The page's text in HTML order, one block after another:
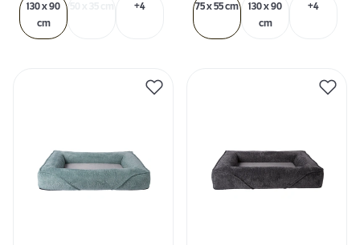
130 x 90
cm
+4 75 x 55 cm
130 x 90
cm
+4